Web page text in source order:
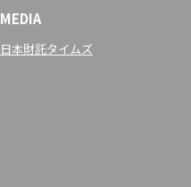
MEDIA
日本財託タイムズ